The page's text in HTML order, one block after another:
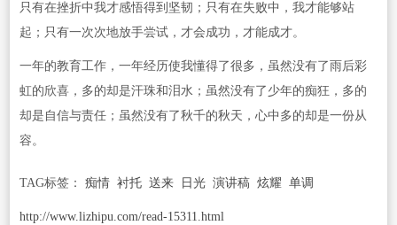
只有在挫折中我才感悟得到坚韧；只有在失败中，我才能够站
起；只有一次次地放手尝试，才会成功，才能成才。
一年的教育工作，一年经历使我懂得了很多，虽然没有了雨后彩
虹的欣喜，多的却是汗珠和泪水；虽然没有了少年的痴狂，多的
却是自信与责任；虽然没有了秋千的秋天，心中多的却是一份从
容。
TAG标签： 痴情 衬托 送来 日光 演讲稿 炫耀 单调
http://www.lizhipu.com/read-15311.html